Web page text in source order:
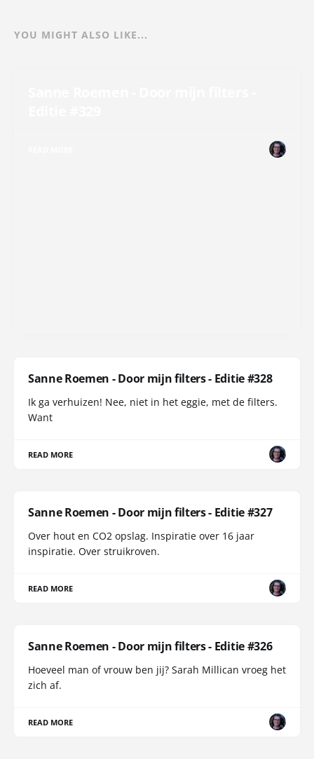
YOU MIGHT ALSO LIKE...
Sanne Roemen - Door mijn filters - Editie #328
Ik ga verhuizen! Nee, niet in het eggie, met de filters.
Want
READ MORE
Sanne Roemen - Door mijn filters - Editie #327
Over hout en CO2 opslag. Inspiratie over 16 jaar
inspiratie. Over struikroven.
READ MORE
Sanne Roemen - Door mijn filters - Editie #326
Hoeveel man of vrouw ben jij? Sarah Millican vroeg het
zich af.
READ MORE